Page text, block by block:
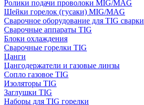
Ролики подачи проволоки MIG/MAG
Шейки горелок (гусаки) MIG/MAG
Сварочное оборудование для TIG сварки
Сварочные аппараты TIG
Блоки охлаждения
Сварочные горелки TIG
Цанги
Цангодержатели и газовые линзы
Сопло газовое TIG
Изоляторы TIG
Заглушки TIG
Наборы для TIG горелки